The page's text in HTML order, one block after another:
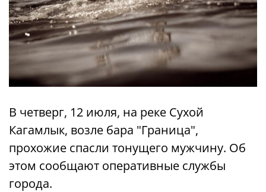
В четверг, 12 июля, на реке Сухой
Кагамлык, возле бара "Граница",
прохожие спасли тонущего мужчину. Об
этом сообщают оперативные службы
города.